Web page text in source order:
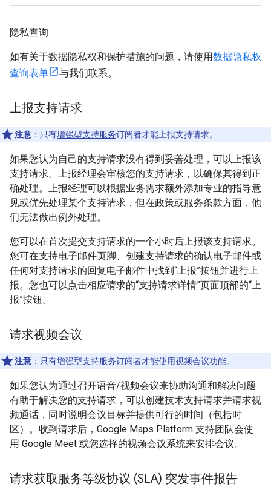
隐私查询
如有关于数据隐私权和保护措施的问题，请使用数据隐私权
查询表单
与我们联系。
上报支持请求
注意 ：只有增强型支持服务订阅者才能上报支持请求。
如果您认为自己的支持请求没有得到妥善处理，可以上报该
支持请求。上报经理会审核您的支持请求，以确保其得到正
确处理。上报经理可以根据业务需求额外添加专业的指导意
见或优先处理某个支持请求，但在政策或服务条款方面，他
们无法做出例外处理。
您可以在首次提交支持请求的一个小时后上报该支持请求。
您可在支持电子邮件页脚、创建支持请求的确认电子邮件或
任何对支持请求的回复电子邮件中找到“上报”按钮并进行上
报。您也可以点击相应请求的“支持请求详情”页面顶部的“上
报”按钮。
请求视频会议
注意 ：只有增强型支持服务订阅者才能使用视频会议功能。
如果您认为通过召开语音/视频会议来协助沟通和解决问题
有助于解决您的支持请求，可以创建技术支持请求并请求视
频通话，同时说明会议目标并提供可行的时间（包括时
区）。收到请求后，Google Maps Platform 支持团队会使
用 Google Meet 或您选择的视频会议系统来安排会议。
请求获取服务等级协议 (SLA) 突发事件报告